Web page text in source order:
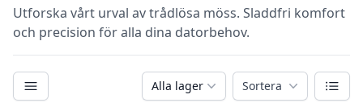
Utforska vårt urval av trådlösa möss. Sladdfri komfort
och precision för alla dina datorbehov.
Kategorier Alla lager Sortera Växla